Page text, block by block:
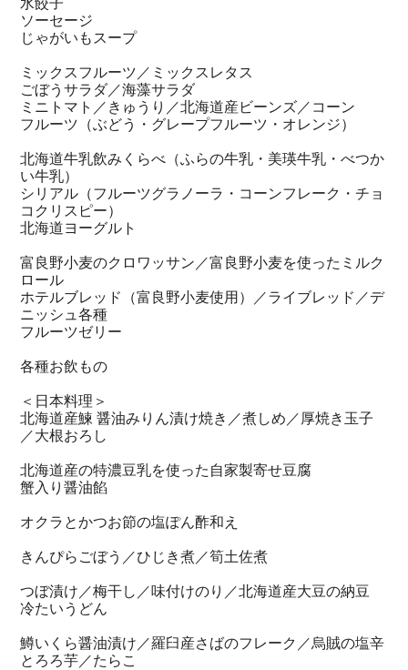
水餃子
ソーセージ
じゃがいもスープ
ミックスフルーツ／ミックスレタス
ごぼうサラダ／海藻サラダ
ミニトマト／きゅうり／北海道産ビーンズ／コーン
フルーツ（ぶどう・グレープフルーツ・オレンジ）
北海道牛乳飲みくらべ（ふらの牛乳・美瑛牛乳・べつか
い牛乳）
シリアル（フルーツグラノーラ・コーンフレーク・チョ
コクリスピー）
北海道ヨーグルト
富良野小麦のクロワッサン／富良野小麦を使ったミルク
ロール
ホテルブレッド（富良野小麦使用）／ライブレッド／デ
ニッシュ各種
フルーツゼリー
各種お飲もの
＜日本料理＞
北海道産鰊 醤油みりん漬け焼き／煮しめ／厚焼き玉子
／大根おろし
北海道産の特濃豆乳を使った自家製寄せ豆腐
蟹入り醤油餡
オクラとかつお節の塩ぽん酢和え
きんぴらごぼう／ひじき煮／筍土佐煮
つぼ漬け／梅干し／味付けのり／北海道産大豆の納豆
冷たいうどん
鱒いくら醤油漬け／羅臼産さばのフレーク／烏賊の塩辛
とろろ芋／たらこ